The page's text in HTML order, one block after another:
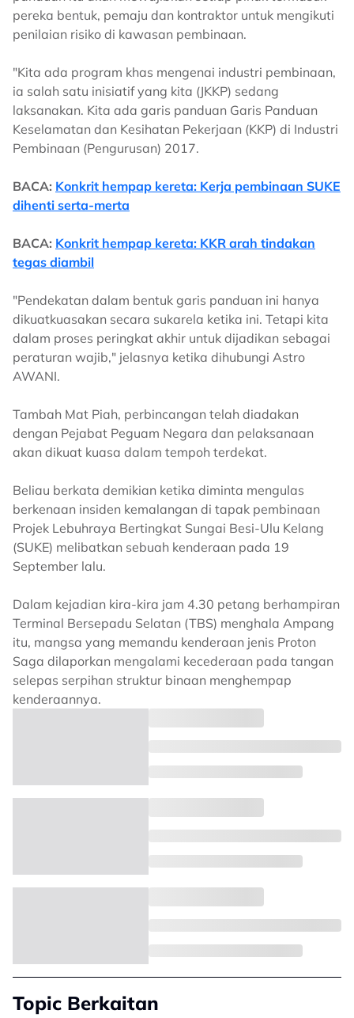
pereka bentuk, pemaju dan kontraktor untuk mengikuti
penilaian risiko di kawasan pembinaan.
"Kita ada program khas mengenai industri pembinaan,
ia salah satu inisiatif yang kita (JKKP) sedang
laksanakan. Kita ada garis panduan Garis Panduan
Keselamatan dan Kesihatan Pekerjaan (KKP) di Industri
Pembinaan (Pengurusan) 2017.
BACA: Konkrit hempap kereta: Kerja pembinaan SUKE
dihenti serta-merta
BACA: Konkrit hempap kereta: KKR arah tindakan
tegas diambil
"Pendekatan dalam bentuk garis panduan ini hanya
dikuatkuasakan secara sukarela ketika ini. Tetapi kita
dalam proses peringkat akhir untuk dijadikan sebagai
peraturan wajib," jelasnya ketika dihubungi Astro
AWANI.
Tambah Mat Piah, perbincangan telah diadakan
dengan Pejabat Peguam Negara dan pelaksanaan
akan dikuat kuasa dalam tempoh terdekat.
Beliau berkata demikian ketika diminta mengulas
berkenaan insiden kemalangan di tapak pembinaan
Projek Lebuhraya Bertingkat Sungai Besi-Ulu Kelang
(SUKE) melibatkan sebuah kenderaan pada 19
September lalu.
Dalam kejadian kira-kira jam 4.30 petang berhampiran
Terminal Bersepadu Selatan (TBS) menghala Ampang
itu, mangsa yang memandu kenderaan jenis Proton
Saga dilaporkan mengalami kecederaan pada tangan
selepas serpihan struktur binaan menghempap
kenderaannya.
Topic Berkaitan